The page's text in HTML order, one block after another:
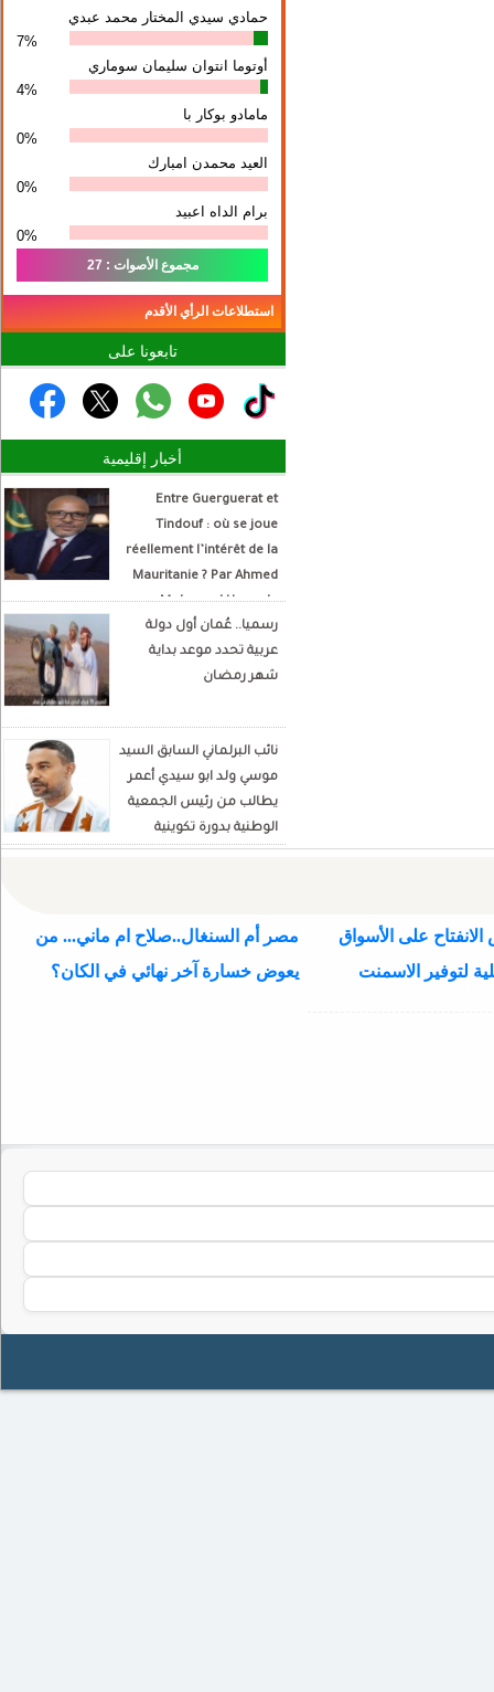
حمادي سيدي المختار محمد عبدي
7%
أوتوما انتوان سلیمان سوماري
4%
مامادو بوكار با
0%
العيد محمدن امبارك
0%
برام الداه اعبيد
0%
مجموع الأصوات : 27
استطلاعات الرأي الأقدم
تابعونا على
أخبار إقليمية
Entre Guerguerat et
Tindouf : où se joue
réellement l’intérêt de la
Mauritanie ? Par Ahmed
Mohamed Hamada
Écrivain et analyste
politique
رسميا.. عُمان أول دولة
عربية تحدد موعد بداية
شهر رمضان
نائب البرلماني السابق السيد
موسي ولد ابو سيدي أعمر
يطالب من رئيس الجمعية
الوطنية بدورة تكوينية
للنواب الجديد
على الأسواق
لتوفير الاسمنت
مصر أم السنغال..صلاح ام ماني... من
يعوض خسارة آخر نهائي في الكان؟